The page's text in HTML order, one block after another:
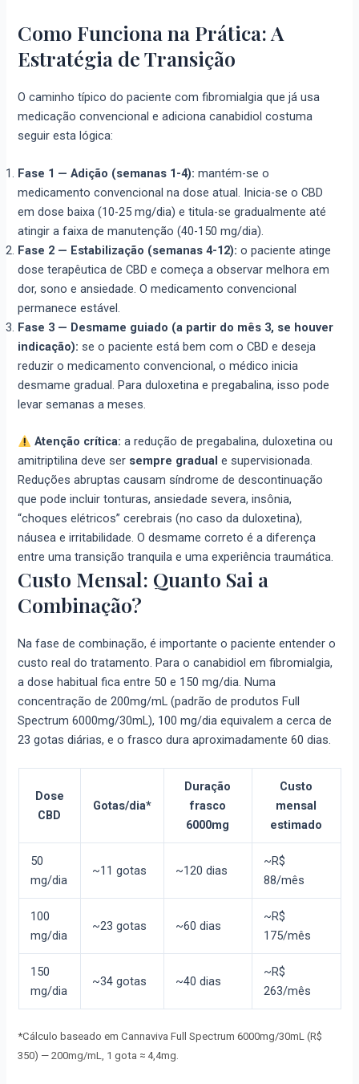
Como Funciona na Prática: A
Estratégia de Transição
O caminho típico do paciente com fibromialgia que já usa
medicação convencional e adiciona canabidiol costuma
seguir esta lógica:
Fase 1 — Adição (semanas 1-4): mantém-se o
medicamento convencional na dose atual. Inicia-se o CBD
em dose baixa (10-25 mg/dia) e titula-se gradualmente até
atingir a faixa de manutenção (40-150 mg/dia).
Fase 2 — Estabilização (semanas 4-12): o paciente atinge
dose terapêutica de CBD e começa a observar melhora em
dor, sono e ansiedade. O medicamento convencional
permanece estável.
Fase 3 — Desmame guiado (a partir do mês 3, se houver
indicação): se o paciente está bem com o CBD e deseja
reduzir o medicamento convencional, o médico inicia
desmame gradual. Para duloxetina e pregabalina, isso pode
levar semanas a meses.
Atenção crítica: a redução de pregabalina, duloxetina ou
amitriptilina deve ser sempre gradual e supervisionada.
Reduções abruptas causam síndrome de descontinuação
que pode incluir tonturas, ansiedade severa, insônia,
“choques elétricos” cerebrais (no caso da duloxetina),
náusea e irritabilidade. O desmame correto é a diferença
entre uma transição tranquila e uma experiência traumática.
Custo Mensal: Quanto Sai a
Combinação?
Na fase de combinação, é importante o paciente entender o
custo real do tratamento. Para o canabidiol em fibromialgia,
a dose habitual fica entre 50 e 150 mg/dia. Numa
concentração de 200mg/mL (padrão de produtos Full
Spectrum 6000mg/30mL), 100 mg/dia equivalem a cerca de
23 gotas diárias, e o frasco dura aproximadamente 60 dias.
Dose
CBD
Gotas/dia*
Duração
frasco
6000mg
Custo
mensal
estimado
50
mg/dia
~11 gotas ~120 dias
~R$
88/mês
100
mg/dia
~23 gotas ~60 dias
~R$
175/mês
150
mg/dia
~34 gotas ~40 dias
~R$
263/mês
*Cálculo baseado em Cannaviva Full Spectrum 6000mg/30mL (R$
350) — 200mg/mL, 1 gota ≈ 4,4mg.